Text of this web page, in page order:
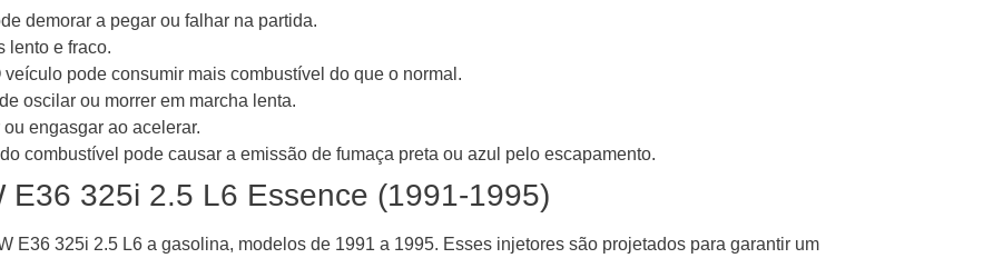
demorar a pegar ou falhar na partida.
lento e fraco.
veículo pode consumir mais combustível do que o normal.
oscilar ou morrer em marcha lenta.
engasgar ao acelerar.
combustível pode causar a emissão de fumaça preta ou azul pelo escapamento.
E36 325i 2.5 L6 Essence (1991-1995)
E36 325i 2.5 L6 a gasolina, modelos de 1991 a 1995. Esses injetores são projetados para garantir um